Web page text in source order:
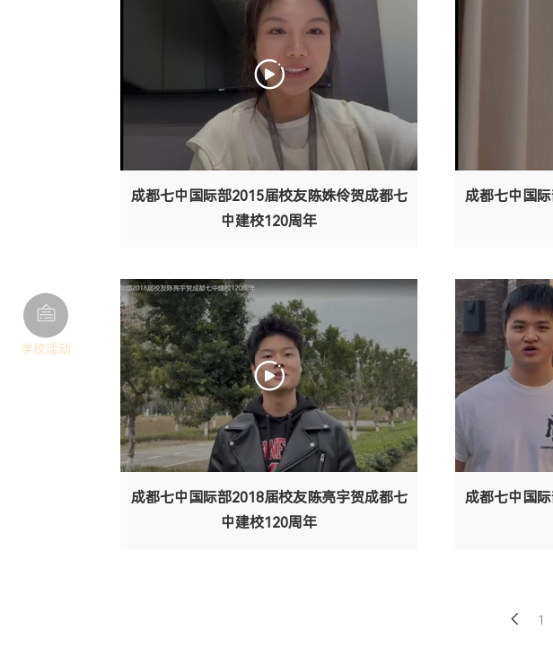
成都七中国际部2015届校友陈姝伶贺成都七
中建校120周年
成都七中国
成都七中国际部2018届校友陈亮宇贺成都七
中建校120周年
成都七中国
1
学校活动